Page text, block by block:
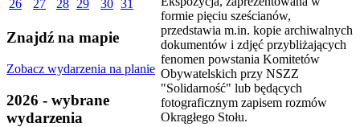
26
27 28 29 30 31
Znajdź na mapie
Zobacz wydarzenia na planie
2026 - wybrane
wydarzenia
formie pięciu sześcianów,
przedstawia m.in. kopie archiwalnych
dokumentów i zdjęć przybliżających
fenomen powstania Komitetów
Obywatelskich przy NSZZ
"Solidarność" lub będących
fotograficznym zapisem rozmów
Okrągłego Stołu.